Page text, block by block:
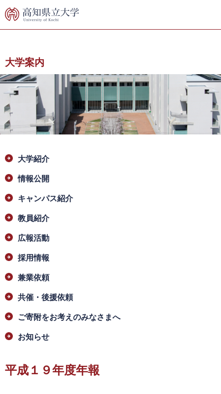
ー
で
す。
ニ
ば
し
文
大学案内
文
大学紹介
情報公開
キャンパス紹介
教員紹介
広報活動
採用情報
兼業依頼
​共催・後援依頼
ご寄附をお考えのみなさまへ
お知らせ
平成１９年度年報